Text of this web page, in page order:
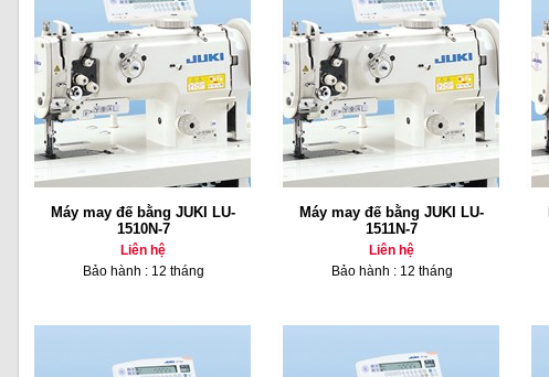
Máy may đế bằng JUKI LU-
1510N-7
Liên hệ
Bảo hành : 12 tháng
Máy may đế bằng JUKI LU-
1511N-7
Liên hệ
Bảo hành : 12 tháng